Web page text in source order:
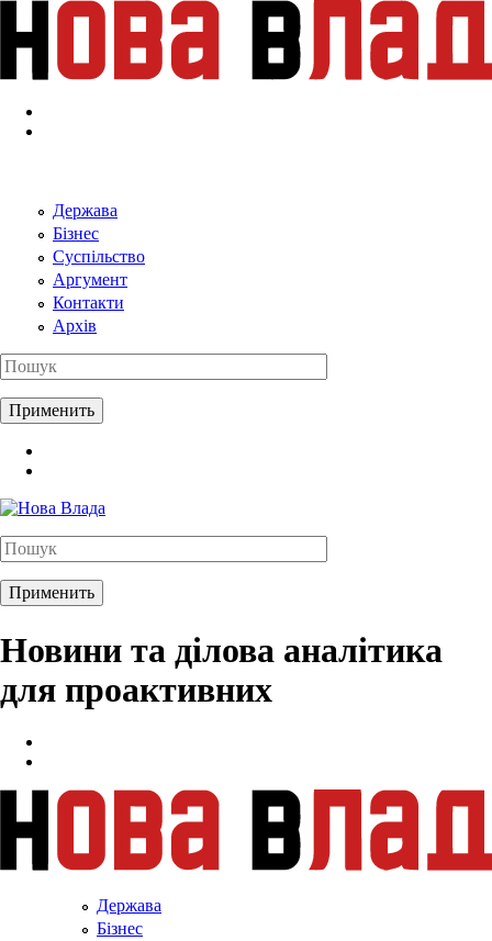
Перейти к основному содержанию
Держава
Бізнес
Суспільство
Аргумент
Контакти
Архів
Новини та ділова аналітика
для проактивних
Держава
Бізнес